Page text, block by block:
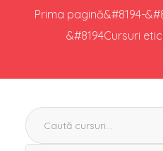
Prima pagină&#8194-
&#8194Cursuri